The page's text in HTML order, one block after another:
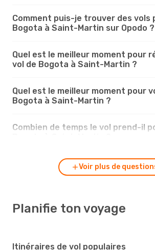
Comment puis-je trouver des vols
Bogota à Saint-Martin sur Opodo ?
Quel est le meilleur moment pour
vol de Bogota à Saint-Martin ?
Quel est le meilleur moment pour
Bogota à Saint-Martin ?
Combien de temps le vol prend-il
Voir plus de
Planifie ton voyage
Itinéraires de vol populaires